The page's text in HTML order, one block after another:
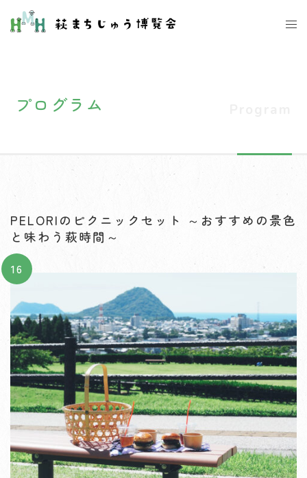
ン
ト
プログラム
PELORIのピクニックセット ～おすすめの景色
と味わう萩時間～
16